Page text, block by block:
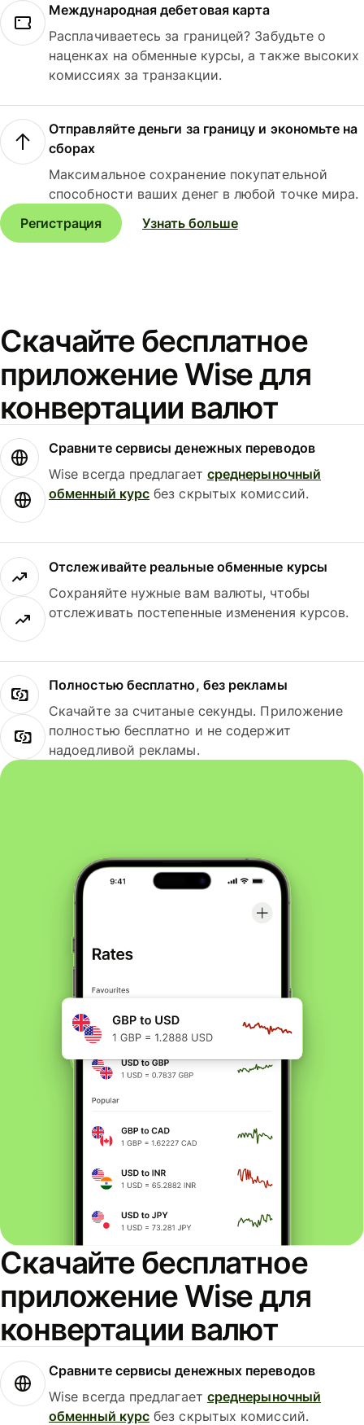
Международная дебетовая карта
Расплачиваетесь за границей? Забудьте о
наценках на обменные курсы, а также высоких
комиссиях за транзакции.
Отправляйте деньги за границу и экономьте на
сборах
Максимальное сохранение покупательной
способности ваших денег в любой точке мира.
Регистрация
Узнать больше
Скачайте бесплатное
приложение Wise для
конвертации валют
Сравните сервисы денежных переводов
Wise всегда предлагает среднерыночный
обменный курс без скрытых комиссий.
Отслеживайте реальные обменные курсы
Сохраняйте нужные вам валюты, чтобы
отслеживать постепенные изменения курсов.
Полностью бесплатно, без рекламы
Скачайте за считаные секунды. Приложение
полностью бесплатно и не содержит
надоедливой рекламы.
Скачайте бесплатное
приложение Wise для
конвертации валют
Сравните сервисы денежных переводов
Wise всегда предлагает среднерыночный
обменный курс без скрытых комиссий.